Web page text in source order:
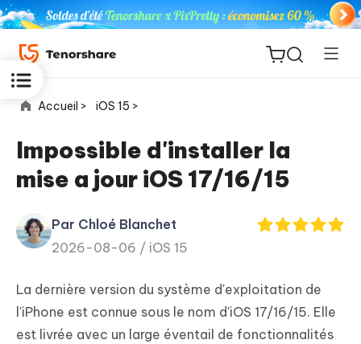
ReiBoot
for iOS
PDNob
Editor
Accueil > iOS 15 >
Impossible d'installer la
mise a jour iOS 17/16/15
Par Chloé Blanchet
2026-08-06 / iOS 15
La dernière version du système d'exploitation de
l'iPhone est connue sous le nom d'iOS 17/16/15. Elle
est livrée avec un large éventail de fonctionnalités